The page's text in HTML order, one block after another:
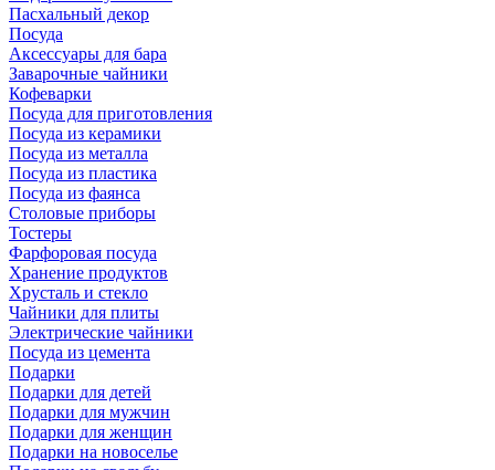
Пасхальный декор
Посуда
Аксессуары для бара
Заварочные чайники
Кофеварки
Посуда для приготовления
Посуда из керамики
Посуда из металла
Посуда из пластика
Посуда из фаянса
Столовые приборы
Тостеры
Фарфоровая посуда
Хранение продуктов
Хрусталь и стекло
Чайники для плиты
Электрические чайники
Посуда из цемента
Подарки
Подарки для детей
Подарки для мужчин
Подарки для женщин
Подарки на новоселье